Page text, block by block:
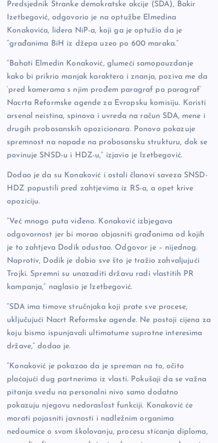
b
o
o
Li
n
k
g
er
Predsjednik Stranke demokratske akcije (SDA), Bakir
Izetbegović, odgovorio je na optužbe Elmedina
Konakovića, lidera NiP-a, koji ga je optužio da je
“građanima BiH iz džepa uzeo po 600 maraka.”
“Bahati Elmedin Konaković, glumeći samopouzdanje
kako bi prikrio manjak karaktera i znanja, poziva me da
‘pred kamerama s njim prođem paragraf po paragraf’
Nacrta Reformske agende za Evropsku komisiju. Koristi
arsenal neistina, spinova i uvreda na račun SDA, mene i
drugih probosanskih opozicionara. Ponovo pokazuje
spremnost na napade na probosansku strukturu, dok se
povinuje SNSD-u i HDZ-u,” izjavio je Izetbegović.
Dodao je da su Konaković i ostali članovi saveza SNSD-
HDZ popustili pred zahtjevima iz RS-a, a opet krive
opoziciju.
“Već mnogo puta viđeno. Konaković izbjegava
odgovornost jer bi morao objasniti građanima od kojih
je to zahtjeva Dodik odustao. Odgovor je – nijednog.
Naprotiv, Dodik je dobio sve što je tražio zahvaljujući
Trojki. Spremni su unazaditi državu radi vlastitih PR
kampanja,” naglasio je Izetbegović.
“SDA ima timove stručnjaka koji prate sve procese,
uključujući Nacrt Reformske agende. Ne postoji cijena za
koju bismo ispunjavali ultimatume suprotne interesima
države,” dodao je.
“Konaković je pokazao da je spreman na to, očito
plaćajući dug partnerima iz vlasti. Pokušaji da se važna
pitanja svedu na personalni nivo samo dodatno
pokazuju njegovu nedoraslost funkciji. Konaković će
morati pojasniti javnosti i nadležnim organima
nedoumice o svom školovanju, procesu sticanja diploma,